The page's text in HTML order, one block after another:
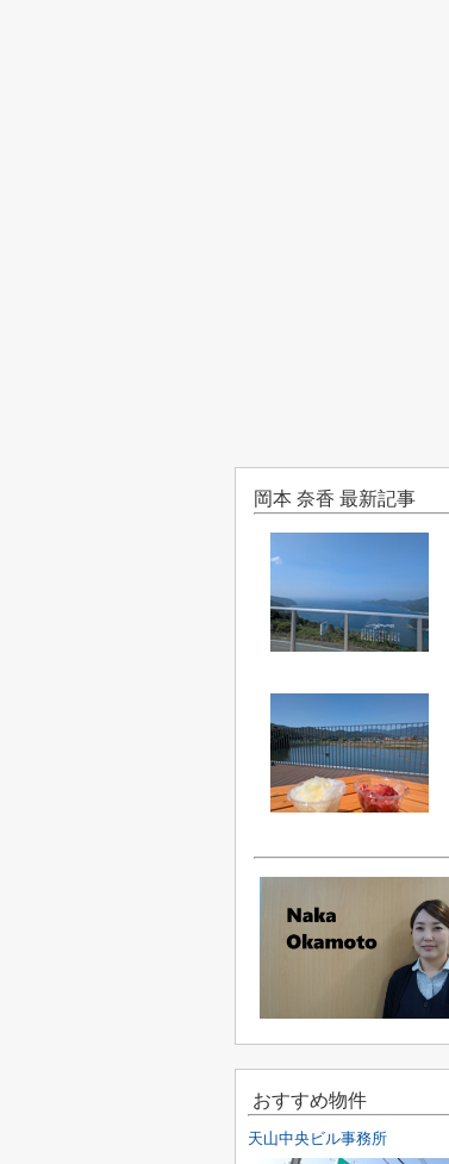
岡本 奈香 最新記事
おすすめ物件
天山中央ビル事務所